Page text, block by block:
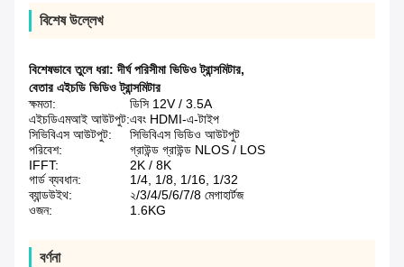
বিশেষ উল্লেখ
বিশেষভাবে তুলে ধরা:দীর্ঘ পরিসীমা ভিডিও ট্রান্সমিটার,
বেতার এইচডি ভিডিও ট্রান্সমিটার
ক্ষমতা:
ডিসি 12V / 3.5A
এইচডিএমআই আউটপুট:এবং HDMI-এ-টাইপ
সিভিবিএস আউটপুট:
সিভিবিএস ভিডিও আউটপুট
পরিবেশ:
গ্রাউন্ড গ্রাউন্ড NLOS / LOS
IFFT:
2K / 8K
গার্ড ব্যবধান:
1/4, 1/8, 1/16, 1/32
ব্যান্ডউইথ:
২/3/4/5/6/7/8 মেগাহার্টজ
ওজন:
1.6KG
বর্ণনা